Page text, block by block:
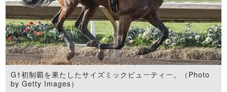
G1初制覇を果たしたサイズミックビューティー。（Photo
by Getty Images）